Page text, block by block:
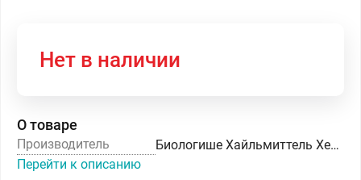
Нет в наличии
О товаре
Производитель
Биологише Хайльмиттель Хеель ГмбХ
Перейти к описанию